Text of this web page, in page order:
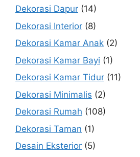
Dekorasi Dapur (14)
Dekorasi Interior (8)
Dekorasi Kamar Anak (2)
Dekorasi Kamar Bayi (1)
Dekorasi Kamar Tidur (11)
Dekorasi Minimalis (2)
Dekorasi Rumah (108)
Dekorasi Taman (1)
Desain Eksterior (5)